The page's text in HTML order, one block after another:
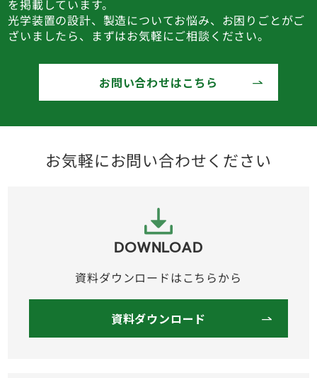
を掲載しています。
光学装置の設計、製造についてお悩み、お困りごとがご
ざいましたら、まずはお気軽にご相談ください。
お問い合わせはこちら
お気軽にお問い合わせください
DOWNLOAD
資料ダウンロードはこちらから
資料ダウンロード